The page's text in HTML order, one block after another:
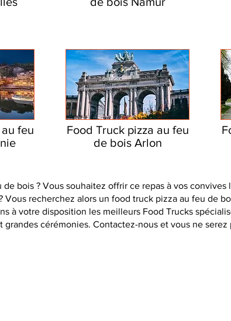
feu
Food Truck pizza au feu
de bois Arlon
bois ? Vous souhaitez offrir ce repas à vos convives
recherchez alors un food truck pizza au feu de
à votre disposition les meilleurs Food Trucks
cérémonies. Contactez-nous et vous ne serez